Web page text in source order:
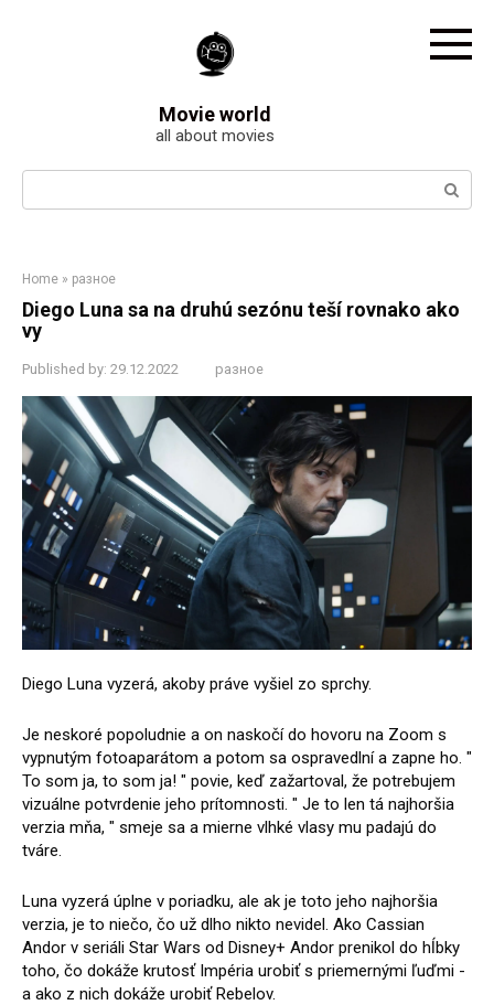
Movie world
all about movies
Search:
Home » разное
Diego Luna sa na druhú sezónu teší rovnako ako
vy
Published by: 29.12.2022 разное
Diego Luna vyzerá, akoby práve vyšiel zo sprchy.
Je neskoré popoludnie a on naskočí do hovoru na Zoom s
vypnutým fotoaparátom a potom sa ospravedlní a zapne ho. "
To som ja, to som ja! " povie, keď zažartoval, že potrebujem
vizuálne potvrdenie jeho prítomnosti. " Je to len tá najhoršia
verzia mňa, " smeje sa a mierne vlhké vlasy mu padajú do
tváre.
Luna vyzerá úplne v poriadku, ale ak je toto jeho najhoršia
verzia, je to niečo, čo už dlho nikto nevidel. Ako Cassian
Andor v seriáli Star Wars od Disney+ Andor prenikol do hĺbky
toho, čo dokáže krutosť Impéria urobiť s priemernými ľuďmi -
a ako z nich dokáže urobiť Rebelov.